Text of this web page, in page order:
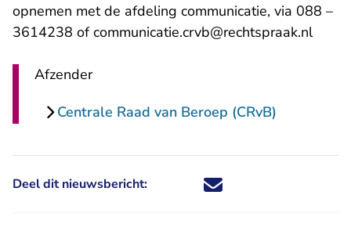
opnemen met de afdeling communicatie, via 088 –
3614238 of communicatie.crvb@rechtspraak.nl
Afzender
Centrale Raad van Beroep (CRvB)
Deel dit nieuwsbericht: Deel dit nieuwsbericht via X -
Deel dit nieuwsbericht via
Deel dit nieuwsbericht
Deel dit